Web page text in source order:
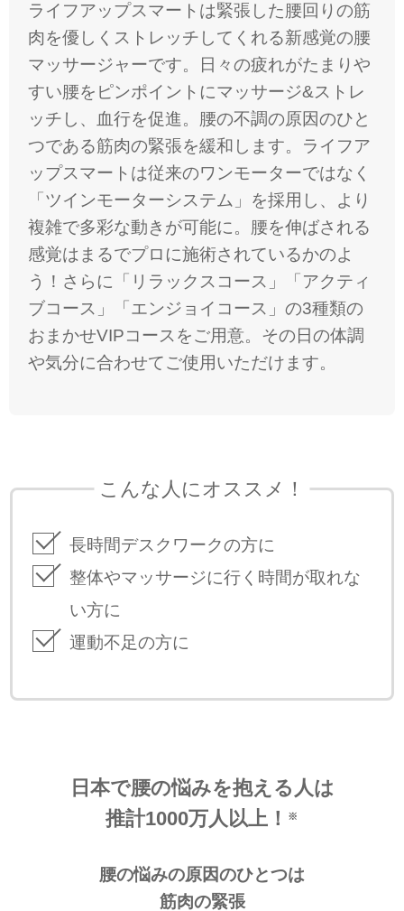
ライフアップスマートは緊張した腰回りの筋
肉を優しくストレッチしてくれる新感覚の腰
マッサージャーです。日々の疲れがたまり
すい腰をピンポイントにマッサージ&ストレ
ッチし、血行を促進。腰の不調の原因のひと
つである筋肉の緊張を緩和します。ライフア
ップスマートは従来のワンモーターではなく
「ツインモーターシステム」を採用し、より
複雑で多彩な動きが可能に。腰を伸ばされる
感覚はまるでプロに施術されているかのよ
う！さらに「リラックスコース」「アクティ
ブコース」「エンジョイコース」の3種類の
おまかせVIPコースをご用意。その日の体調
気分に合わせてご使用いただけます。
こんな人にオススメ！
長時間デスクワークの方に
整体やマッサージに行く時間が取れな
い方に
運動不足の方に
日本で腰の悩みを抱える人は
推計1000万人以上！
※
腰の悩みの原因のひとつは
筋肉の緊張